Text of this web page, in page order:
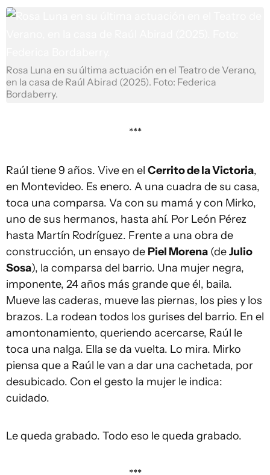
Rosa Luna en su última actuación en el Teatro de Verano,
en la casa de Raúl Abirad (2025). Foto: Federica
Bordaberry.
***
Raúl tiene 9 años. Vive en el Cerrito de la Victoria,
en Montevideo. Es enero. A una cuadra de su casa,
toca una comparsa. Va con su mamá y con Mirko,
uno de sus hermanos, hasta ahí. Por León Pérez
hasta Martín Rodríguez. Frente a una obra de
construcción, un ensayo de Piel Morena (deJulio
Sosa), la comparsa del barrio. Una mujer negra,
imponente, 24 años más grande que él, baila.
Mueve las caderas, mueve las piernas, los pies y los
brazos. La rodean todos los gurises del barrio. En el
amontonamiento, queriendo acercarse, Raúl le
toca una nalga. Ella se da vuelta. Lo mira. Mirko
piensa que a Raúl le van a dar una cachetada, por
desubicado. Con el gesto la mujer le indica:
cuidado.
Le queda grabado. Todo eso le queda grabado.